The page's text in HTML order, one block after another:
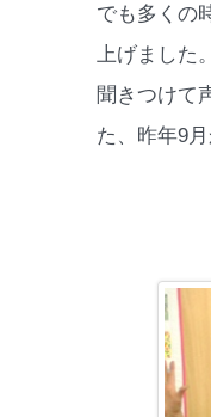
でも多くの
上げました
聞きつけて
た、昨年9